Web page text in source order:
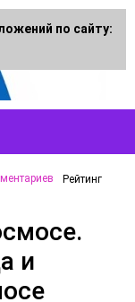
Рейтинг
и
по сайту: